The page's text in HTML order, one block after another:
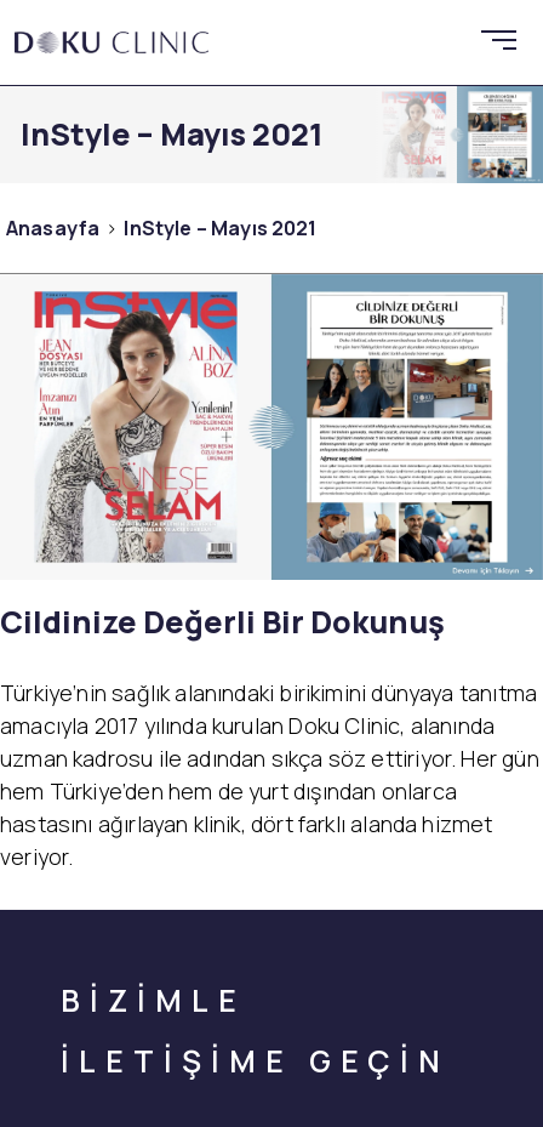
InStyle – Mayıs 2021
Anasayfa InStyle – Mayıs 2021
Cildinize Değerli Bir Dokunuş
Türkiye’nin sağlık alanındaki birikimini dünyaya tanıtma
amacıyla 2017 yılında kurulan Doku Clinic, alanında
uzman kadrosu ile adından sıkça söz ettiriyor. Her gün
hem Türkiye’den hem de yurt dışından onlarca
hastasını ağırlayan klinik, dört farklı alanda hizmet
veriyor.
BİZİMLE
İLETİŞİME GEÇİN